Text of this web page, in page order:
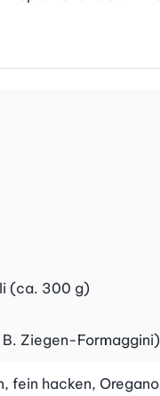
(ca. 300 g)
B. Ziegen-Formaggini)
fein hacken,